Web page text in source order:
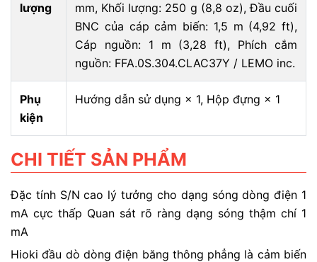
lượng
mm, Khối lượng: 250 g (8,8 oz), Đầu cuối
BNC của cáp cảm biến: 1,5 m (4,92 ft),
Cáp nguồn: 1 m (3,28 ft), Phích cắm
nguồn: FFA.0S.304.CLAC37Y / LEMO inc.
Phụ
kiện
Hướng dẫn sử dụng × 1, Hộp đựng × 1
CHI TIẾT SẢN PHẨM
Đặc tính S/N cao lý tưởng cho dạng sóng dòng điện 1
mA cực thấp Quan sát rõ ràng dạng sóng thậm chí 1
mA
Hioki đầu dò dòng điện băng thông phẳng là cảm biến